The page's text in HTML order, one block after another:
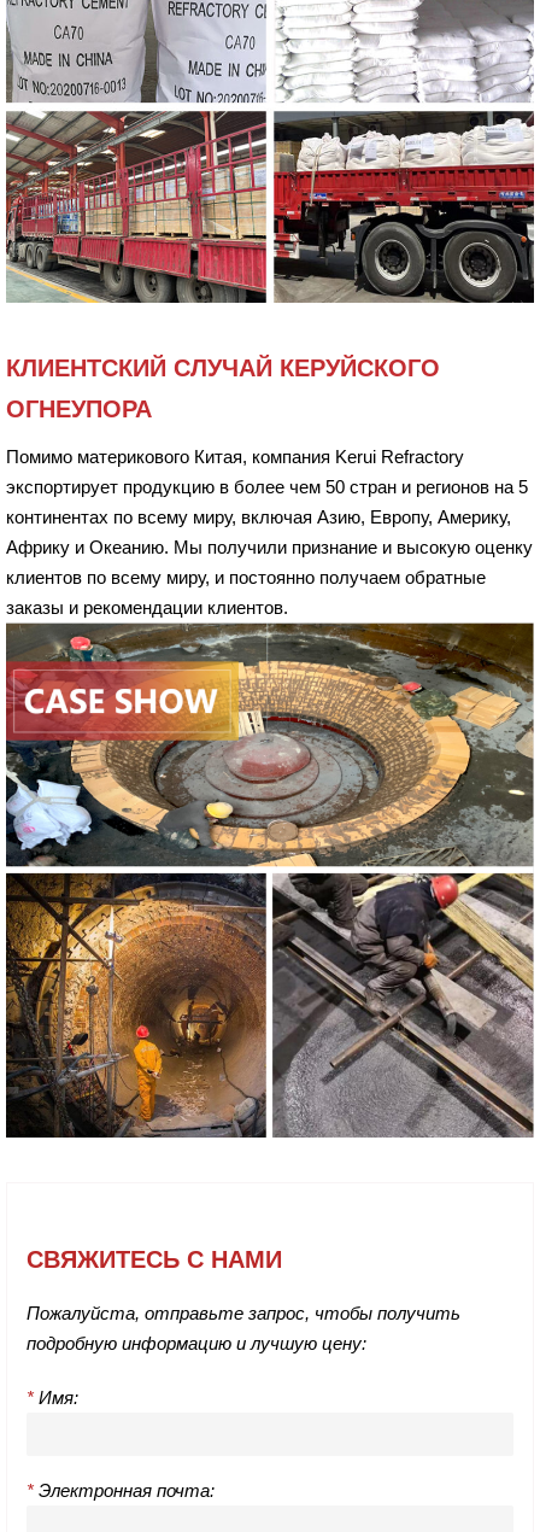
КЛИЕНТСКИЙ СЛУЧАЙ КЕРУЙСКОГО
ОГНЕУПОРА
Помимо материкового Китая, компания Kerui Refractory
экспортирует продукцию в более чем 50 стран и регионов на 5
континентах по всему миру, включая Азию, Европу, Америку,
Африку и Океанию. Мы получили признание и высокую оценку
клиентов по всему миру, и постоянно получаем обратные
заказы и рекомендации клиентов.
СВЯЖИТЕСЬ С НАМИ
Пожалуйста, отправьте запрос, чтобы получить
подробную информацию и лучшую цену:
* Имя:
* Электронная почта: